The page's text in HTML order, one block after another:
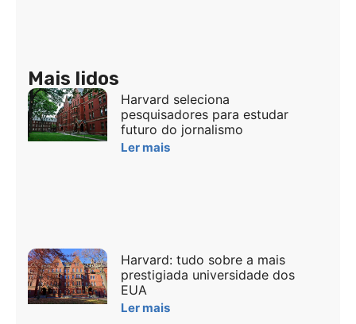
Mais lidos
Harvard seleciona
pesquisadores para estudar
futuro do jornalismo
Ler mais
Harvard: tudo sobre a mais
prestigiada universidade dos
EUA
Ler mais